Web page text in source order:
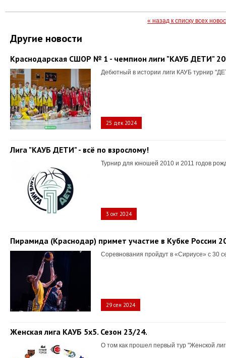
« назад к списку всех
Другие новости
Краснодарская СШОР № 1 - чемпион лиги "КАУБ ДЕТИ"
Дебютный в истории лиги КАУБ турнир
25 дек 2024
Лига "КАУБ ДЕТИ" - всё по взрослому!
Турнир для юношей 2010 и 2011 годов
3 окт 2024
Пирамида (Краснодар) примет участие в Кубке России
Соревнования пройдут в «Сириусе» с 30
29 сен 2024
Женская лига КАУБ 5х5. Сезон 23/24.
О том как прошел первый тур "Женской